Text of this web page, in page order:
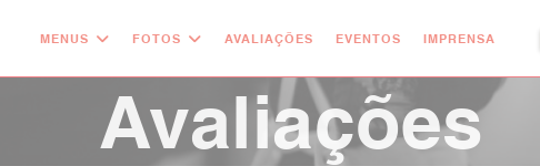
MENUS FOTOS AVALIAÇÕES EVENTOS IMPRENSA
Avaliações